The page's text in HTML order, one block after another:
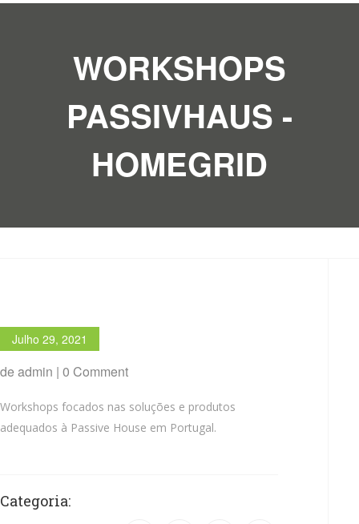
WORKSHOPS
PASSIVHAUS -
HOMEGRID
Julho 29, 2021
de admin | 0 Comment
Workshops focados nas soluções e produtos
adequados à Passive House em Portugal.
Categoria: